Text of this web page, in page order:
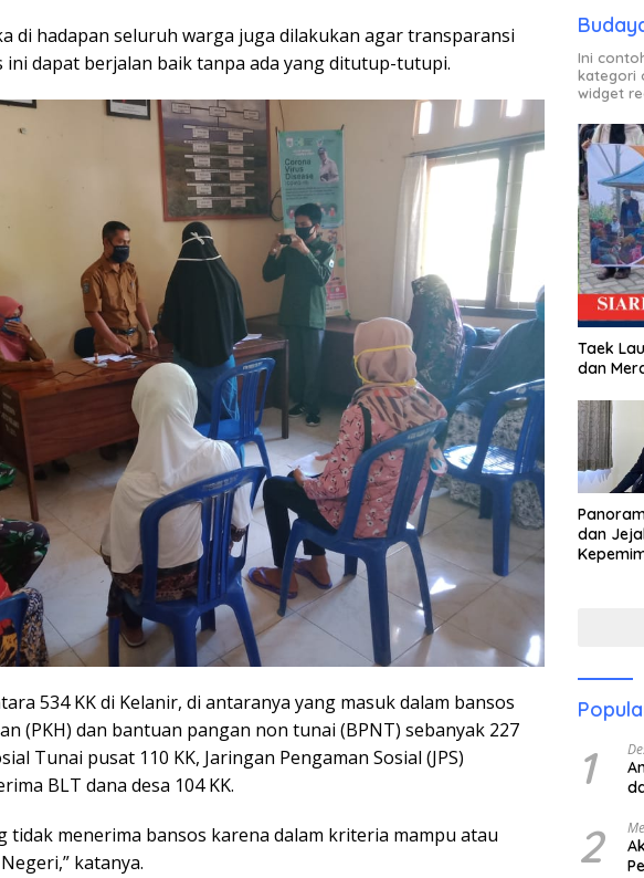
di hadapan seluruh warga juga dilakukan agar transparansi
ini dapat berjalan baik tanpa ada yang ditutup-tutupi.
534 KK di Kelanir, di antaranya yang masuk dalam bansos
(PKH) dan bantuan pangan non tunai (BPNT) sebanyak 227
Tunai pusat 110 KK, Jaringan Pengaman Sosial (JPS)
BLT dana desa 104 KK.
tidak menerima bansos karena dalam kriteria mampu atau
katanya.
Ini
kategori
widget
Taek
dan
dan
1
2